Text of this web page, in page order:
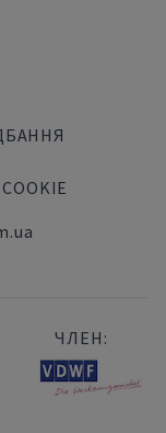
ЧЛЕН: